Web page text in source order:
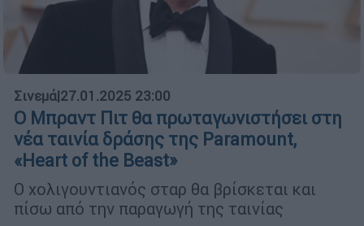
Σινεμά|27.01.2025 23:00
Ο Μπραντ Πιτ θα πρωταγωνιστήσει στη
νέα ταινία δράσης της Paramount,
«Heart of the Beast»
Ο χολιγουντιανός σταρ θα βρίσκεται και
πίσω από την παραγωγή της ταινίας